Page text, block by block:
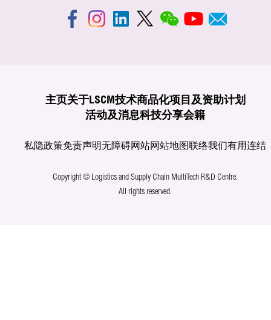
主页关于LSCM技术商品化项目及资助计划
活动及消息科技分享会籍
私隐政策免责声明无障碍网站网站地图联络我们有用连结
Copyright © Logistics and Supply Chain MultiTech R&D Centre.
All rights reserved.